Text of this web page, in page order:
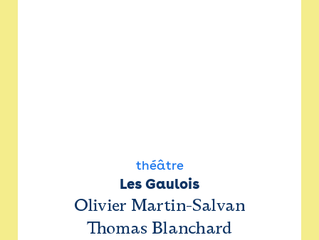
théâtre
Les Gaulois
Olivier Martin-Salvan
Thomas Blanchard